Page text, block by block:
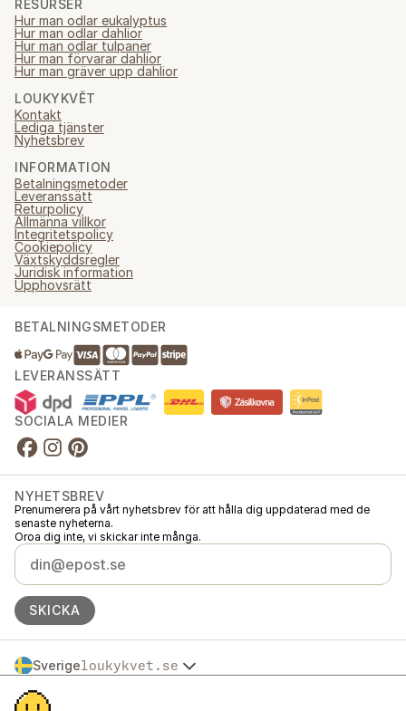
RESURSER
Hur man odlar eukalyptus
Hur man odlar dahlior
Hur man odlar tulpaner
Hur man förvarar dahlior
Hur man gräver upp dahlior
LOUKYKVĚT
Kontakt
Lediga tjänster
Nyhetsbrev
INFORMATION
Betalningsmetoder
Leveranssätt
Returpolicy
Allmänna villkor
Integritetspolicy
Cookiepolicy
Växtskyddsregler
Juridisk information
Upphovsrätt
BETALNINGSMETODER
LEVERANSSÄTT
SOCIALA MEDIER
NYHETSBREV
Prenumerera på vårt nyhetsbrev för att hålla dig uppdaterad med de
senaste nyheterna.
Oroa dig inte, vi skickar inte många.
SKICKA
Sverigeloukykvet.se
Slovensko
© 2016 →